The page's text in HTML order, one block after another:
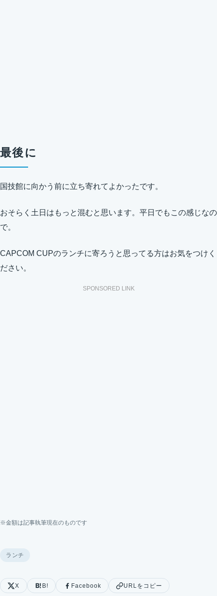
最後に
国技館に向かう前に立ち寄れてよかったです。
おそらく土日はもっと混むと思います。平日でもこの感じなの
で。
CAPCOM CUPのランチに寄ろうと思ってる方はお気をつけく
ださい。
SPONSORED LINK
※金額は記事執筆現在のものです
ランチ
X B! Facebook URLをコピー